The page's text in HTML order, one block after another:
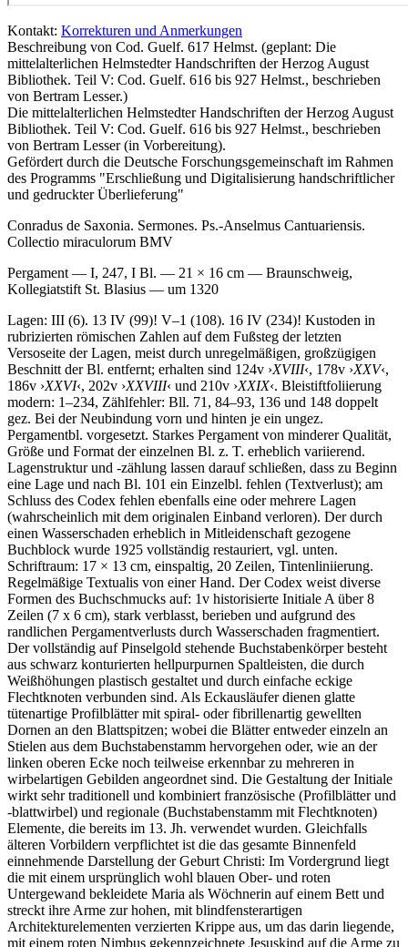
Kontakt: Korrekturen und Anmerkungen
Beschreibung von Cod. Guelf. 617 Helmst. (geplant: Die
mittelalterlichen Helmstedter Handschriften der Herzog August
Bibliothek. Teil V: Cod. Guelf. 616 bis 927 Helmst., beschrieben
von Bertram Lesser.)
Die mittelalterlichen Helmstedter Handschriften der Herzog August
Bibliothek. Teil V: Cod. Guelf. 616 bis 927 Helmst., beschrieben
von Bertram Lesser (in Vorbereitung).
Gefördert durch die Deutsche Forschungsgemeinschaft im Rahmen
des Programms "Erschließung und Digitalisierung handschriftlicher
und gedruckter Überlieferung"
Conradus de Saxonia. Sermones. Ps.-Anselmus Cantuariensis.
Collectio miraculorum BMV
Pergament — I, 247, I Bl. — 21 × 16 cm — Braunschweig,
Kollegiatstift St. Blasius — um 1320
Lagen: III (6). 13 IV (99)! V–1 (108). 16 IV (234)! Kustoden in
rubrizierten römischen Zahlen auf dem Fußsteg der letzten
Versoseite der Lagen, meist durch unregelmäßigen, großzügigen
Beschnitt der Bl. entfernt; erhalten sind 124v ›XVIII‹, 178v ›XXV‹,
186v ›XXVI‹, 202v ›XXVIII‹ und 210v ›XXIX‹. Bleistiftfoliierung
modern: 1–234, Zählfehler: Bll. 71, 84–93, 136 und 148 doppelt
gez. Bei der Neubindung vorn und hinten je ein ungez.
Pergamentbl. vorgesetzt. Starkes Pergament von minderer Qualität,
Größe und Format der einzelnen Bl. z. T. erheblich variierend.
Lagenstruktur und -zählung lassen darauf schließen, dass zu Beginn
eine Lage und nach Bl. 101 ein Einzelbl. fehlen (Textverlust); am
Schluss des Codex fehlen ebenfalls eine oder mehrere Lagen
(wahrscheinlich mit dem originalen Einband verloren). Der durch
einen Wasserschaden erheblich in Mitleidenschaft gezogene
Buchblock wurde 1925 vollständig restauriert, vgl. unten.
Schriftraum: 17 × 13 cm, einspaltig, 20 Zeilen, Tintenliniierung.
Regelmäßige Textualis von einer Hand. Der Codex weist diverse
Formen des Buchschmucks auf: 1v historisierte Initiale A über 8
Zeilen (7 x 6 cm), stark verblasst, berieben und aufgrund des
randlichen Pergamentverlusts durch Wasserschaden fragmentiert.
Der vollständig auf Pinselgold stehende Buchstabenkörper besteht
aus schwarz konturierten hellpurpurnen Spaltleisten, die durch
Weißhöhungen plastisch gestaltet und durch einfache eckige
Flechtknoten verbunden sind. Als Eckausläufer dienen glatte
tütenartige Profilblätter mit spiral- oder fibrillenartig gewellten
Dornen an den Blattspitzen; wobei die Blätter entweder einzeln an
Stielen aus dem Buchstabenstamm hervorgehen oder, wie an der
linken oberen Ecke noch teilweise erkennbar zu mehreren in
wirbelartigen Gebilden angeordnet sind. Die Gestaltung der Initiale
wirkt sehr traditionell und kombiniert französische (Profilblätter und
-blattwirbel) und regionale (Buchstabenstamm mit Flechtknoten)
Elemente, die bereits im 13. Jh. verwendet wurden. Gleichfalls
älteren Vorbildern verpflichtet ist die das gesamte Binnenfeld
einnehmende Darstellung der Geburt Christi: Im Vordergrund liegt
die mit einem ursprünglich wohl blauen Ober- und roten
Untergewand bekleidete Maria als Wöchnerin auf einem Bett und
streckt ihre Arme zur hohen, mit blindfensterartigen
Architekturelementen verzierten Krippe aus, um das darin liegende,
mit einem roten Nimbus gekennzeichnete Jesuskind auf die Arme zu